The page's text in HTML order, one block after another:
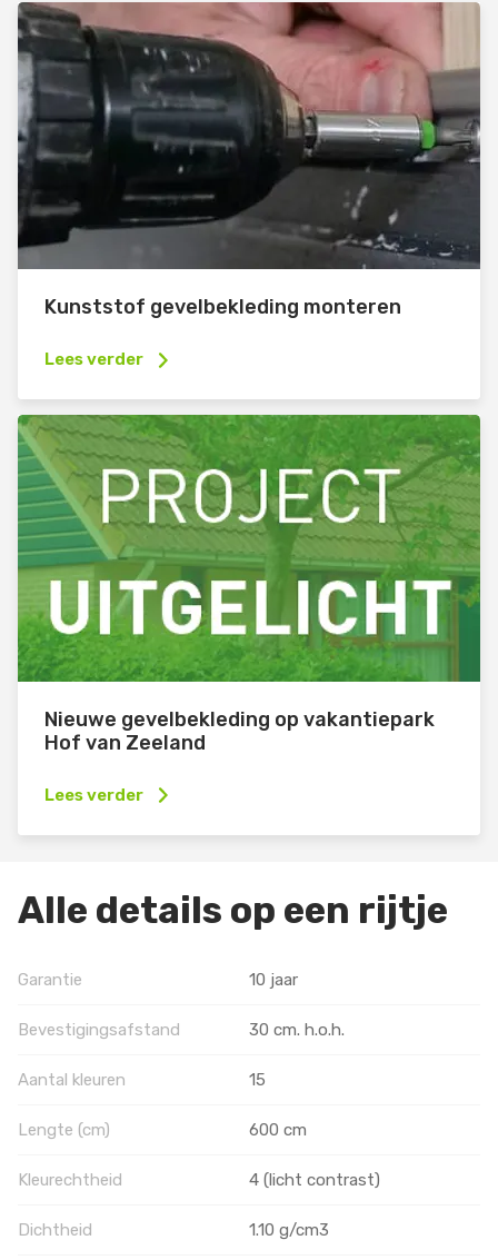
Kunststof gevelbekleding monteren
Lees verder
Nieuwe gevelbekleding op vakantiepark
Hof van Zeeland
Lees verder
Alle details op een rijtje
Garantie 10 jaar
Bevestigingsafstand 30 cm. h.o.h.
Aantal kleuren 15
Lengte (cm) 600 cm
Kleurechtheid 4 (licht contrast)
Dichtheid 1.10 g/cm3